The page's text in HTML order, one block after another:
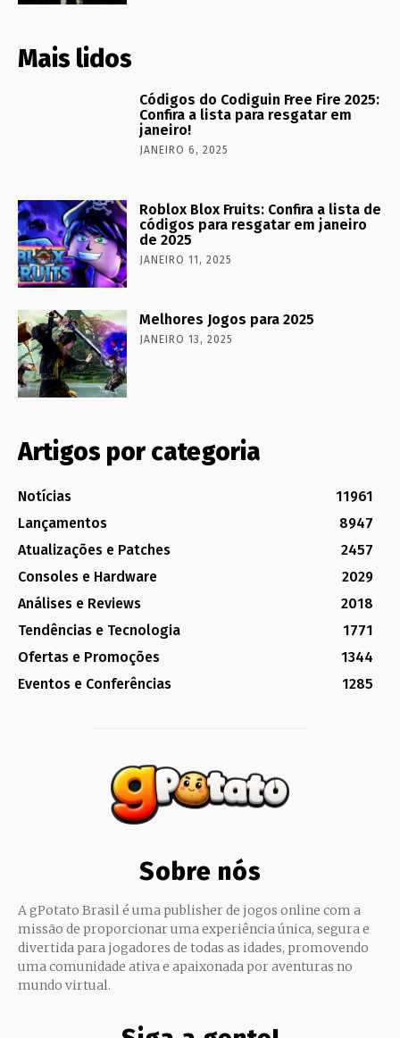
Mais lidos
Códigos do Codiguin Free Fire 2025:
Confira a lista para resgatar em
janeiro!
JANEIRO 6, 2025
Roblox Blox Fruits: Confira a lista de
códigos para resgatar em janeiro
de 2025
JANEIRO 11, 2025
Melhores Jogos para 2025
JANEIRO 13, 2025
Artigos por categoria
Notícias
11961
Lançamentos
8947
Atualizações e Patches
2457
Consoles e Hardware
2029
Análises e Reviews
2018
Tendências e Tecnologia
1771
Ofertas e Promoções
1344
Eventos e Conferências
1285
Sobre nós
A gPotato Brasil é uma publisher de jogos online com a
missão de proporcionar uma experiência única, segura e
divertida para jogadores de todas as idades, promovendo
uma comunidade ativa e apaixonada por aventuras no
mundo virtual.